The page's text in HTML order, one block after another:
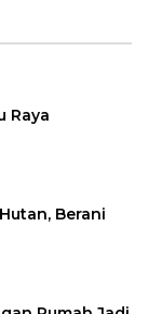
Raya
Berani